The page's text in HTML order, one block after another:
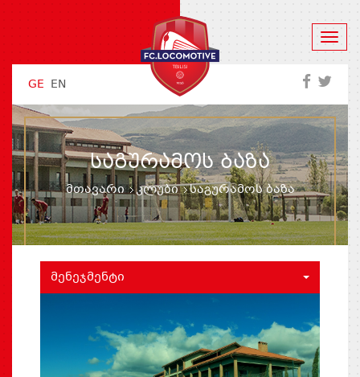
GE EN
ᲡᲐᲒᲣᲠᲐᲛᲝᲡ ᲑᲐᲖᲐ
მთავარი კლუბი საგურამოს ბაზა
ᲛᲔᲜᲔᲯᲛᲔᲜᲢᲘ